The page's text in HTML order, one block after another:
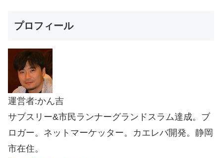
プロフィール
運営者:かん吉
サブスリー&市民ランナーグランドスラム達成。ブ
ロガー。ネットマーケッター。カエレバ開発。静岡
市在住。